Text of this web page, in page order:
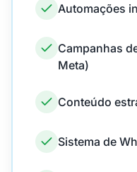
Automações
Campanhas
Meta)
Conteúdo
Sistema de